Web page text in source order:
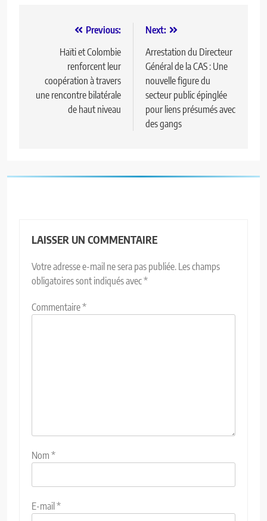
Previous:
Haïti et Colombie
renforcent leur
coopération à travers
une rencontre bilatérale
de haut niveau
Next:
Arrestation du Directeur
Général de la CAS : Une
nouvelle figure du
secteur public épinglée
pour liens présumés avec
des gangs
LAISSER UN COMMENTAIRE
Votre adresse e-mail ne sera pas publiée. Les champs
obligatoires sont indiqués avec*
Commentaire*
Nom *
E-mail *